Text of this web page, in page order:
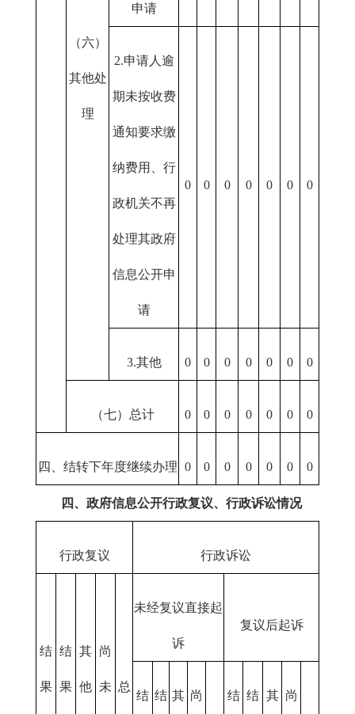
（六）
其他处
理
申请
2.申请人逾
期未按收费
通知要求缴
纳费用、行
政机关不再
处理其政府
信息公开申
请
0 0 0 0 0 0 0
3.其他 0 0 0 0 0 0 0
（七）总计 0 0 0 0 0 0 0
四、结转下年度继续办理 0 0 0 0 0 0 0
四、政府信息公开行政复议、行政诉讼情况
行政复议 行政诉讼
结
果
结
果
其
他
尚
未 总
未经复议直接起
诉
复议后起诉
结 结 其 尚 结 结 其 尚